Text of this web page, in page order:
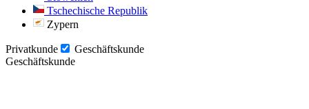
Tschechische Republik
Zypern
Privatkunde
Geschäftskunde
Geschäftskunde